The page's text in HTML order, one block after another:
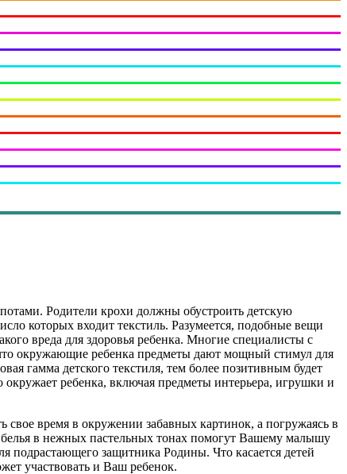
Родители крохи должны обустроить детскую
которых входит текстиль. Разумеется, подобные вещи
вреда для здоровья ребенка. Многие специалисты с
окружающие ребенка предметы дают мощный стимул для
гамма детского текстиля, тем более позитивным будет
окружает ребенка, включая предметы интерьера, игрушки и
время в окружении забавных картинок, а погружаясь в
в нежных пастельных тонах помогут Вашему малышу
подрастающего защитника Родины. Что касается детей
участвовать и Ваш ребенок.